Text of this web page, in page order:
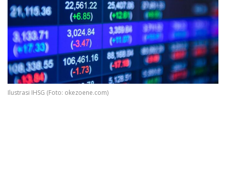
Ilustrasi IHSG (Foto: okezoene.com)